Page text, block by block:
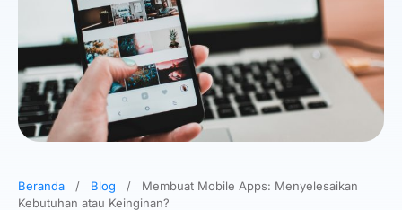
Beranda / Blog /
Membuat Mobile Apps: Menyelesaikan
Kebutuhan atau Keinginan?